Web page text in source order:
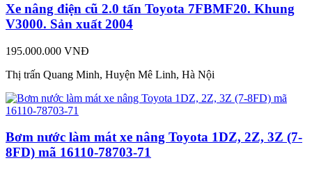
Xe nâng điện cũ 2.0 tấn Toyota 7FBMF20. Khung
V3000. Sản xuất 2004
195.000.000 VNĐ
Thị trấn Quang Minh, Huyện Mê Linh, Hà Nội
Bơm nước làm mát xe nâng Toyota 1DZ, 2Z, 3Z (7-
8FD) mã 16110-78703-71